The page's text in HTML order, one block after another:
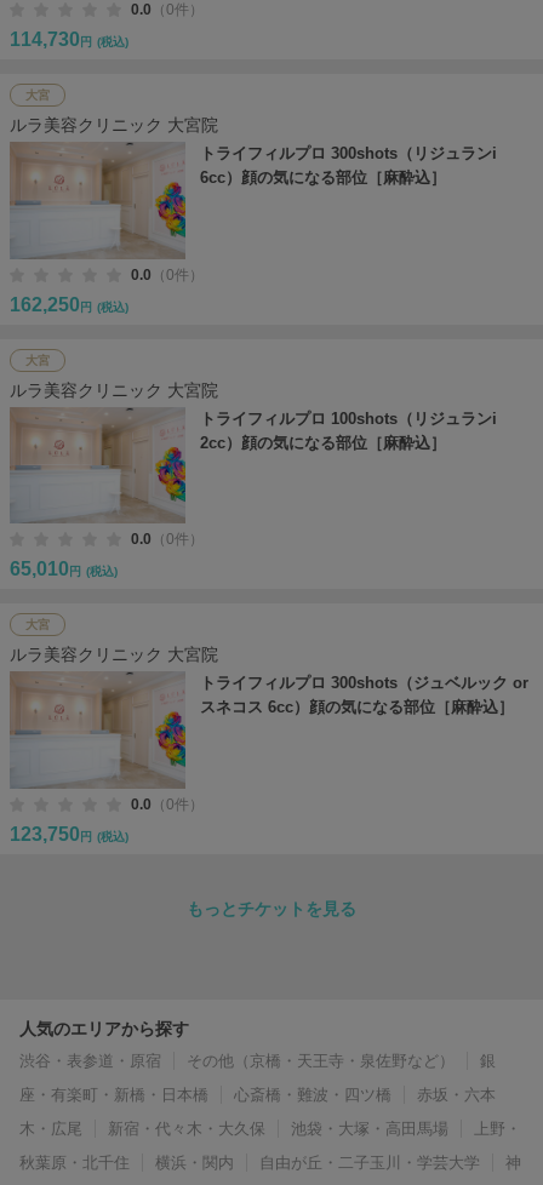
0.0 （0件）
114,730 円 (税込)
大宮
ルラ美容クリニック 大宮院
トライフィルプロ 300shots（リジュランi
6cc）顔の気になる部位［麻酔込］
0.0 （0件）
162,250 円 (税込)
大宮
ルラ美容クリニック 大宮院
トライフィルプロ 100shots（リジュランi
2cc）顔の気になる部位［麻酔込］
0.0 （0件）
65,010 円 (税込)
大宮
ルラ美容クリニック 大宮院
トライフィルプロ 300shots（ジュベルック or
スネコス 6cc）顔の気になる部位［麻酔込］
0.0 （0件）
123,750 円 (税込)
もっとチケットを見る
人気のエリアから探す
渋谷・表参道・原宿 その他（京橋・天王寺・泉佐野など）
銀
座・有楽町・新橋・日本橋
心斎橋・難波・四ツ橋
赤坂・六本
木・広尾
新宿・代々木・大久保 池袋・大塚・高田馬場
上野・
秋葉原・北千住
横浜・関内 自由が丘・二子玉川・学芸大学
神